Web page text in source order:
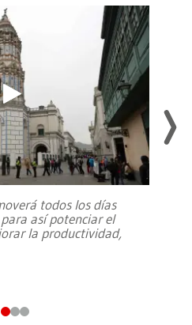
todos los días
así potenciar el
la productividad,